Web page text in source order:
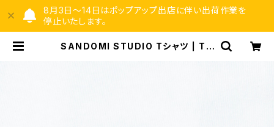
8月3日〜14日はポップアップ出店に伴い出荷作業を
停止いたします。
SANDOMI STUDIO Tシャツ | TO